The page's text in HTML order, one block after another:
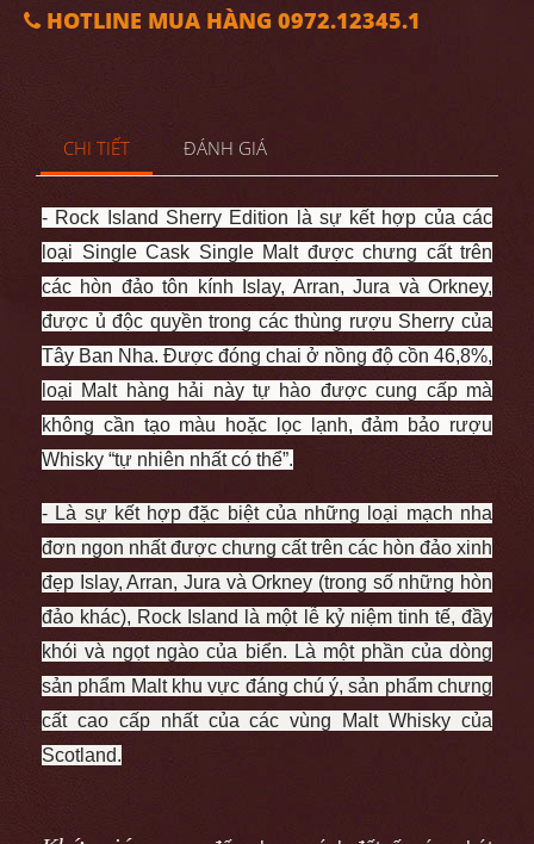
HOTLINE MUA HÀNG 0972.12345.1
CHI TIẾT ĐÁNH GIÁ
- Rock Island Sherry Edition là sự kết hợp của các
loại Single Cask Single Malt được chưng cất trên
các hòn đảo tôn kính Islay, Arran, Jura và Orkney,
được ủ độc quyền trong các thùng rượu Sherry của
Tây Ban Nha. Được đóng chai ở nồng độ cồn 46,8%,
loại Malt hàng hải này tự hào được cung cấp mà
không cần tạo màu hoặc lọc lạnh, đảm bảo rượu
Whisky “tự nhiên nhất có thể”.
- Là sự kết hợp đặc biệt của những loại mạch nha
đơn ngon nhất được chưng cất trên các hòn đảo xinh
đẹp Islay, Arran, Jura và Orkney (trong số những hòn
đảo khác), Rock Island là một lễ kỷ niệm tinh tế, đầy
khói và ngọt ngào của biển. Là một phần của dòng
sản phẩm Malt khu vực đáng chú ý, sản phẩm chưng
cất cao cấp nhất của các vùng Malt Whisky của
Scotland.